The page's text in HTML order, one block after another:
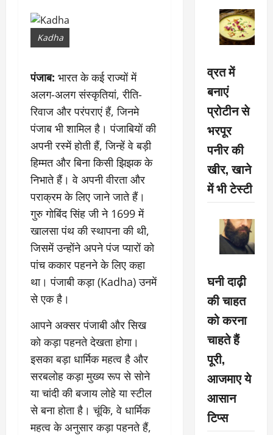
Kadha
पंजाब: भारत के कई राज्यों में
अलग-अलग संस्कृतियां, रीति-
रिवाज और परंपराएं हैं, जिनमे
पंजाब भी शामिल है। पंजाबियों की
अपनी रस्में होती हैं, जिन्हें वे बड़ी
हिम्मत और बिना किसी झिझक के
निभाते हैं। वे अपनी वीरता और
पराक्रम के लिए जाने जाते हैं।
गुरु गोबिंद सिंह जी ने 1699 में
खालसा पंथ की स्थापना की थी,
जिसमें उन्होंने अपने पंज प्यारों को
पांच ककार पहनने के लिए कहा
था। पंजाबी कड़ा (Kadha) उनमें
से एक है।
आपने अक्सर पंजाबी और सिख
को कड़ा पहनते देखता होगा।
इसका बड़ा धार्मिक महत्व है और
सरबलोह कड़ा मुख्य रूप से सोने
या चांदी की बजाय लोहे या स्टील
से बना होता है। चूंकि, वे धार्मिक
महत्व के अनुसार कड़ा पहनते हैं,
व्रत में
बनाएं
प्रोटीन से
भरपूर
पनीर की
खीर, खाने
में भी टेस्टी
घनी दाढ़ी
की चाहत
को करना
चाहते हैं
पूरी,
आजमाए ये
आसान
टिप्स